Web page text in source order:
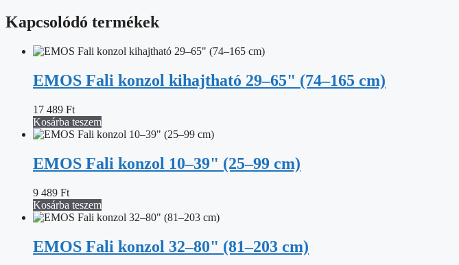
Kapcsolódó termékek
EMOS Fali konzol kihajtható 29–65" (74–165 cm)
17 489 Ft
Kosárba teszem
EMOS Fali konzol 10–39" (25–99 cm)
9 489 Ft
Kosárba teszem
EMOS Fali konzol 32–80" (81–203 cm)